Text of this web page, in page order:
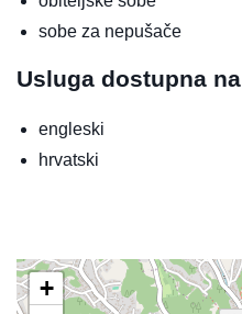
sobe za nepušače
Usluga dostupna na
engleski
hrvatski
+